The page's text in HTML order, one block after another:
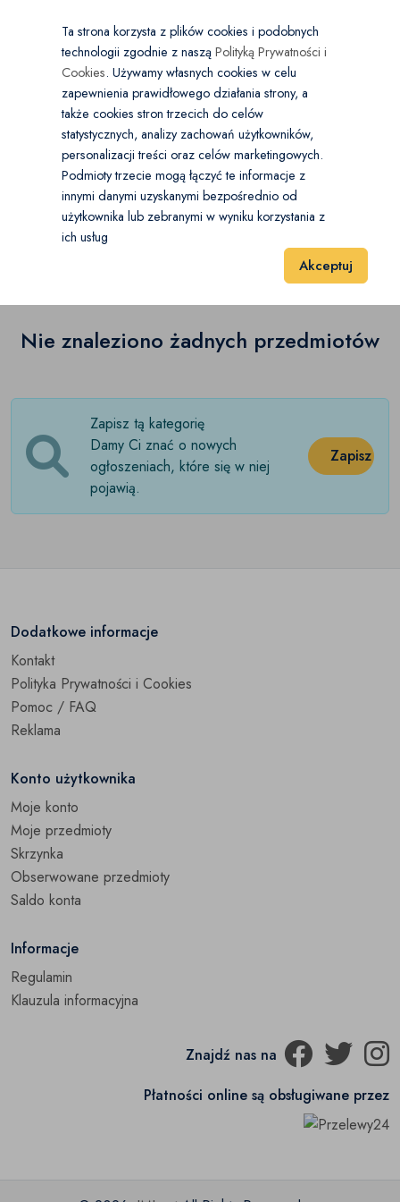
Wybierz kategorię
Literatura(0)
Czasopisma (0)
Dla dzieci (0)
Książki naukowe(0)
Podręczniki szkolne(0)
(0)
×
Kraj PL
PLN
Muzyka i Edukacja Książki Dla dzieci
Dla dzieci (0)
20 60
Nie znaleziono żadnych przedmiotów
Zapisz tą kategorię
Damy Ci znać o nowych
ogłoszeniach, które się w niej
pojawią.
Zapisz
Dodatkowe informacje
Kontakt
Polityka Prywatności i Cookies
Pomoc / FAQ
Reklama
Konto użytkownika
Moje konto
Moje przedmioty
Skrzynka
Obserwowane przedmioty
Saldo konta
Informacje
Regulamin
Klauzula informacyjna
Znajdź nas na
Płatności online są obsługiwane przez
Ta strona korzysta z plików cookies i podobnych
technologii zgodnie z nasząPolityką Prywatności i
Cookies. Używamy własnych cookies w celu
zapewnienia prawidłowego działania strony, a
także cookies stron trzecich do celów
statystycznych, analizy zachowań użytkowników,
personalizacji treści oraz celów marketingowych.
Podmioty trzecie mogą łączyć te informacje z
innymi danymi uzyskanymi bezpośrednio od
użytkownika lub zebranymi w wyniku korzystania z
ich usług
Akceptuj